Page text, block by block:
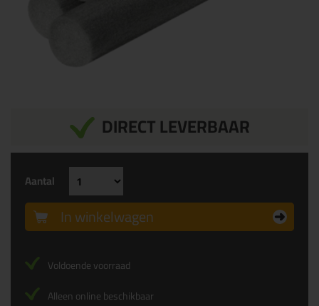
DIRECT LEVERBAAR
Aantal
In winkelwagen
Voldoende voorraad
Alleen online beschikbaar